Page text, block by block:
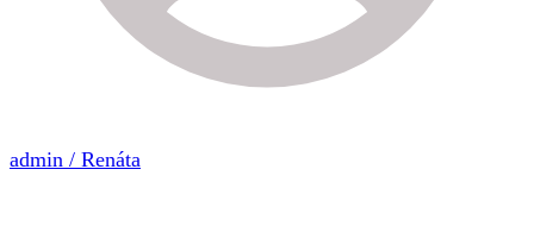
admin / Renáta